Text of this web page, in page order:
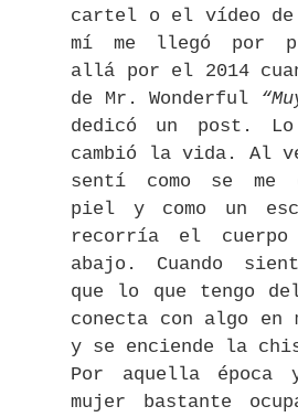
cartel o el vídeo de
mí me llegó por
allá por el 2014
de Mr. Wonderful
dedicó un post.
cambió la vida. Al
sentí como se me
piel y como un
recorría el
abajo. Cuando
que lo que tengo
conecta con algo
y se enciende la
Por aquella época
mujer bastante